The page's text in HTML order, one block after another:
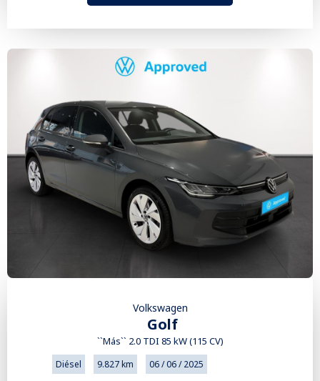
Volkswagen
Golf
``Más`` 2.0 TDI 85 kW (115 CV)
Diésel 9.827 km 06 / 06 / 2025